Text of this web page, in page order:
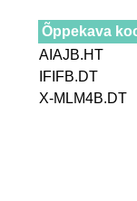
Õppekava
AIAJB.HT
IFIFB.DT
X-MLM4B.DT